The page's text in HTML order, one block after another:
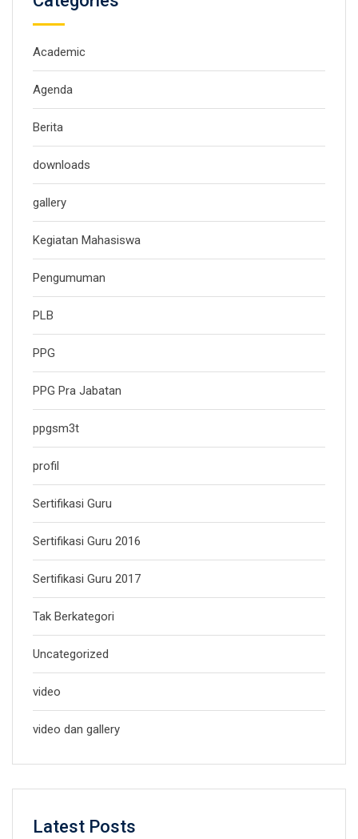
Academic
Agenda
Berita
downloads
gallery
Kegiatan Mahasiswa
Pengumuman
PLB
PPG
PPG Pra Jabatan
ppgsm3t
profil
Sertifikasi Guru
Sertifikasi Guru 2016
Sertifikasi Guru 2017
Tak Berkategori
Uncategorized
video
video dan gallery
Latest Posts